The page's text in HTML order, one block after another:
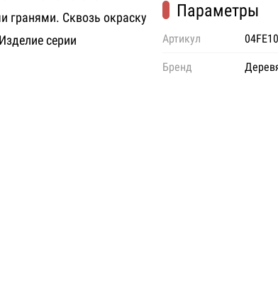
гранями. Сквозь окраску
серии
Параметры
Артикул
Бренд